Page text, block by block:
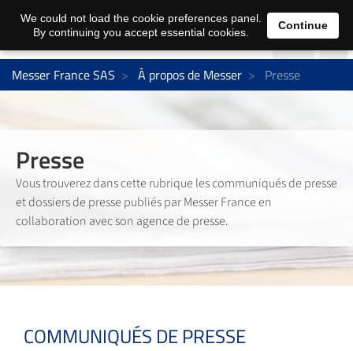
Messer France SAS À propos de Messer Presse
Presse
Vous trouverez dans cette rubrique les communiqués de presse
et dossiers de presse publiés par Messer France en
collaboration avec son agence de presse.
COMMUNIQUÉS DE PRESSE
We could not load the cookie preferences panel.
By continuing you accept essential cookies.
Continue